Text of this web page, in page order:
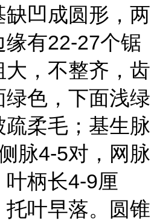
凹成圆形，两
有22-27个锯
，不整齐，齿
色，下面浅绿
柔毛；基生脉
脉4-5对，网脉
柄长4-9厘
叶早落。圆锥